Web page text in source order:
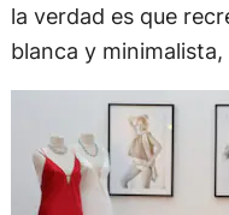
la verdad es que
blanca y